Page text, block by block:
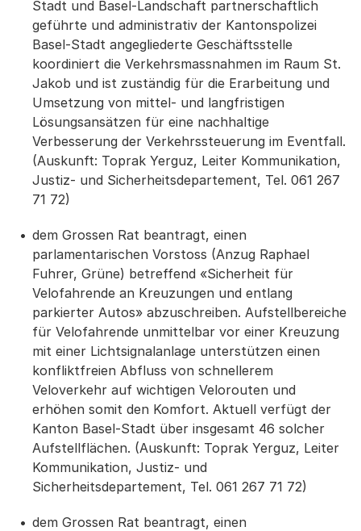
Stadt und Basel-Landschaft partnerschaftlich
geführte und administrativ der Kantonspolizei
Basel-Stadt angegliederte Geschäftsstelle
koordiniert die Verkehrsmassnahmen im Raum St.
Jakob und ist zuständig für die Erarbeitung und
Umsetzung von mittel- und langfristigen
Lösungsansätzen für eine nachhaltige
Verbesserung der Verkehrssteuerung im Eventfall.
(Auskunft: Toprak Yerguz, Leiter Kommunikation,
Justiz- und Sicherheitsdepartement, Tel. 061 267
71 72)
dem Grossen Rat beantragt, einen
parlamentarischen Vorstoss (Anzug Raphael
Fuhrer, Grüne) betreffend «Sicherheit für
Velofahrende an Kreuzungen und entlang
parkierter Autos» abzuschreiben. Aufstellbereiche
für Velofahrende unmittelbar vor einer Kreuzung
mit einer Lichtsignalanlage unterstützen einen
konfliktfreien Abfluss von schnellerem
Veloverkehr auf wichtigen Velorouten und
erhöhen somit den Komfort. Aktuell verfügt der
Kanton Basel-Stadt über insgesamt 46 solcher
Aufstellflächen. (Auskunft: Toprak Yerguz, Leiter
Kommunikation, Justiz- und
Sicherheitsdepartement, Tel. 061 267 71 72)
dem Grossen Rat beantragt, einen